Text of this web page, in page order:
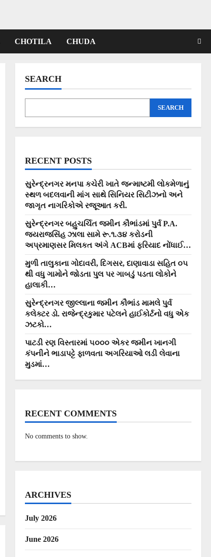
CHOTILA CHUDA
SEARCH
SEARCH
RECENT POSTS
સુરેન્દ્રનગર મનપા કચેરી ખાતે જન્માષ્ટમી લોકમેળાનું
સ્થળ બદલવાની માંગ સાથે સિનિયર સિટીઝનો અને
જાગૃત નાગરિકોએ રજૂઆત કરી.
સુરેન્દ્રનગર બહુચર્ચિત જમીન કૌભાંડમાં પુર્વ P.A.
જયરાજસિંહ ઝાલા સામે રૂ.૧.૩૪ કરોડની
અપ્રમાણસર મિલકત અંગે ACBમાં ફરિયાદ નોંધાઈ…
મુળી તાલુકાના ગોદાવરી, દિગસર, દાણાવાડા સહિત ૦૫
થી વધુ ગામોને જોડતા પુલ પર ગાબડું પડતા લોકોને
હાલાકી…
સુરેન્દ્રનગર જીલ્લાના જમીન કૌભાંડ મામલે પુર્વ
કલેક્ટર ડો. રાજેન્દ્રકુમાર પટેલને હાઈકોર્ટનો વધુ એક
ઝટકો…
પાટડી રણ વિસ્તારમાં ૫૦૦૦ એકર જમીન ખાનગી
કંપનીને ભાડાપટ્ટે ફાળવતા અગરિયાઓ લડી લેવાના
મુડમાં…
RECENT COMMENTS
No comments to show.
ARCHIVES
July 2026
June 2026